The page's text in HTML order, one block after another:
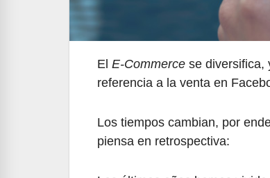
El E-Commerce se diversifica,
referencia a la venta en
Los tiempos cambian, por
piensa en retrospectiva: